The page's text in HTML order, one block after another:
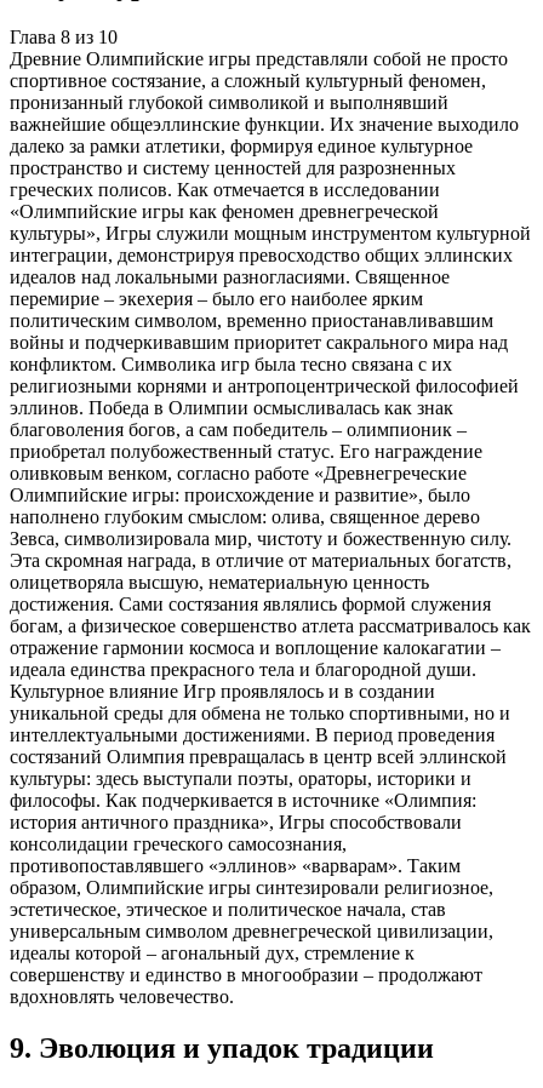
Глава 8 из 10
Древние Олимпийские игры представляли собой не просто
спортивное состязание, а сложный культурный феномен,
пронизанный глубокой символикой и выполнявший
важнейшие общеэллинские функции. Их значение выходило
далеко за рамки атлетики, формируя единое культурное
пространство и систему ценностей для разрозненных
греческих полисов. Как отмечается в исследовании
«Олимпийские игры как феномен древнегреческой
культуры», Игры служили мощным инструментом культурной
интеграции, демонстрируя превосходство общих эллинских
идеалов над локальными разногласиями. Священное
перемирие – экехерия – было его наиболее ярким
политическим символом, временно приостанавливавшим
войны и подчеркивавшим приоритет сакрального мира над
конфликтом. Символика игр была тесно связана с их
религиозными корнями и антропоцентрической философией
эллинов. Победа в Олимпии осмысливалась как знак
благоволения богов, а сам победитель – олимпионик –
приобретал полубожественный статус. Его награждение
оливковым венком, согласно работе «Древнегреческие
Олимпийские игры: происхождение и развитие», было
наполнено глубоким смыслом: олива, священное дерево
Зевса, символизировала мир, чистоту и божественную силу.
Эта скромная награда, в отличие от материальных богатств,
олицетворяла высшую, нематериальную ценность
достижения. Сами состязания являлись формой служения
богам, а физическое совершенство атлета рассматривалось как
отражение гармонии космоса и воплощение калокагатии –
идеала единства прекрасного тела и благородной души.
Культурное влияние Игр проявлялось и в создании
уникальной среды для обмена не только спортивными, но и
интеллектуальными достижениями. В период проведения
состязаний Олимпия превращалась в центр всей эллинской
культуры: здесь выступали поэты, ораторы, историки и
философы. Как подчеркивается в источнике «Олимпия:
история античного праздника», Игры способствовали
консолидации греческого самосознания,
противопоставлявшего «эллинов» «варварам». Таким
образом, Олимпийские игры синтезировали религиозное,
эстетическое, этическое и политическое начала, став
универсальным символом древнегреческой цивилизации,
идеалы которой – агональный дух, стремление к
совершенству и единство в многообразии – продолжают
вдохновлять человечество.
9. Эволюция и упадок традиции